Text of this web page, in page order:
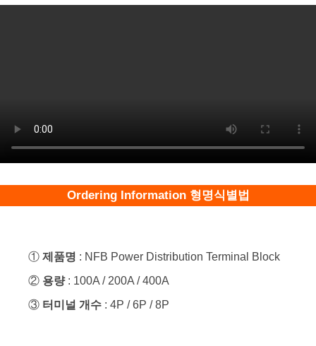
Ordering Information 형명식별법
① 제품명 : NFB Power Distribution Terminal Block
② 용량 : 100A / 200A / 400A
③ 터미널 개수 : 4P / 6P / 8P